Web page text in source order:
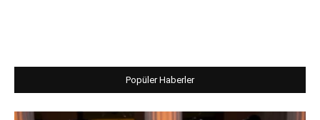
Popüler Haberler